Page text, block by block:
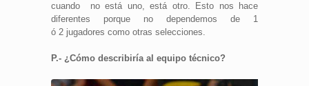
cuando no está uno, está otro. Esto nos hace
diferentes porque no dependemos de 1
ó 2 jugadores como otras selecciones.
P.- ¿Cómo describiría al equipo técnico?